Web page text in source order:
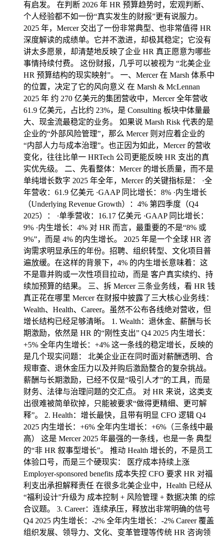
有启发。 在判断 2026 年 HR 预算趋势时，宏观判断、
个人经验都不如一份“真实发生的财报”更有说服力。
2025 年，Mercer 交出了一份非常典型、也非常值得 HR
深度解读的成绩单。它并不激进，却极其稳定；它没有
讲太多愿景，却清楚地反映了企业 HR 真正愿意为哪些
事情持续付费。 这份财报，几乎可以被视为 “北美企业
HR 预算结构的现实映射”。 一、Mercer 在 Marsh 体系中
的位置，决定了它的风向意义 在 Marsh & McLennan
2025 年 约 270 亿美元的集团营收中，Mercer 全年营收
61.9 亿美元，占比约 23%，是 Consulting 板块中体量最
大、现金流最稳定的业务。 如果说 Marsh Risk 代表的是
企业的“外部风险管理”，那么 Mercer 则对应着企业的
“内部人力与成本治理”。也正因为如此，Mercer 的营收
变化，往往比单一 HRTech 公司更能反映 HR 支出的真
实优先级。 二、先看整体：Mercer 的增长质量，而不是
单纯增长数字 2025 年全年，Mercer 的关键指标是： ·全
年营收：61.9 亿美元 ·GAAP 同比增长：8% ·内生增长
（Underlying Revenue Growth）：4% 第四季度（Q4
2025）： ·单季营收：16.17 亿美元 ·GAAP 同比增长：
9% ·内生增长：4% 对 HR 而言，最重要的不是“8% 或
9%”，而是 4% 的内生增长。 2025 年是一个全球 HR 咨
询需求明显承压的年份。招聘、组织转型、文化项目普
遍放缓。在这样的背景下，4% 的内生增长意味着：这
不是靠并购或一次性项目拉动，而是 客户真实续约、持
续加预算的结果。 三、拆 Mercer 三条业务线，看 HR 钱
真正花在哪里 Mercer 在财报中披露了三大核心业务线：
Wealth、Health、Career。虽然不公布各线绝对营收，但
增长结构已经足够清晰。 1. Wealth：退休金、薪酬与长
期激励，依然是 HR 的“刚性支出” Q4 2025 内生增长：
+5% 全年内生增长：+4% 这一条线的稳定增长，反映的
是几个现实问题： 北美企业正在同时面对薪酬透明、合
规审查、退休金压力以及并购后激励整合的复杂挑战。
薪酬与长期激励，已经不仅是“吸引人才”的工具，而是
财务、法律与治理问题的交汇点。 对 HR 来说，这类支
出很难被简单砍掉，只能被要求“做得更精细、更可解
释”。 2. Health：增长最快，且带有明显 CFO 逻辑 Q4
2025 内生增长：+6% 全年内生增长：+6%（三条线中最
高） 这是 Mercer 2025 年最强的一条线，也是一条 典型
的“非 HR 叙事型增长”。 推动 Health 增长的，不是员工
体验口号，而是三个硬现实： 医疗成本持续上涨
Employer-sponsored benefits 成本失控 CFO 要求 HR 对福
利支出承担解释责任 在很多北美企业中，Health 已经从
“福利设计”升级为 成本控制 + 风险管理 + 数据决策 的综
合议题。 3. Career：连续承压，释放出非常明确的信号
Q4 2025 内生增长：-2% 全年内生增长：-2% Career 覆盖
组织发展、领导力、文化、变革管理等传统 HR 咨询领